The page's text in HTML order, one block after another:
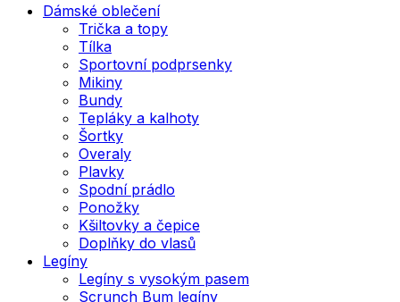
Dámské oblečení
Trička a topy
Tílka
Sportovní podprsenky
Mikiny
Bundy
Tepláky a kalhoty
Šortky
Overaly
Plavky
Spodní prádlo
Ponožky
Kšiltovky a čepice
Doplňky do vlasů
Legíny
Legíny s vysokým pasem
Scrunch Bum legíny